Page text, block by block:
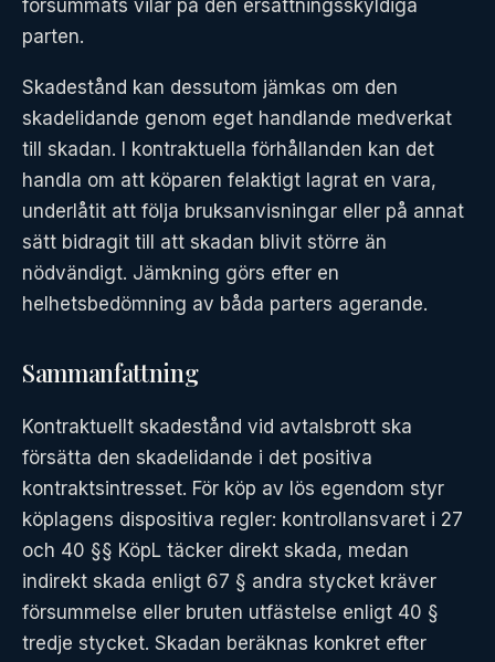
försummats vilar på den ersättningsskyldiga
parten.
Skadestånd kan dessutom jämkas om den
skadelidande genom eget handlande medverkat
till skadan. I kontraktuella förhållanden kan det
handla om att köparen felaktigt lagrat en vara,
underlåtit att följa bruksanvisningar eller på annat
sätt bidragit till att skadan blivit större än
nödvändigt. Jämkning görs efter en
helhetsbedömning av båda parters agerande.
Sammanfattning
Kontraktuellt skadestånd vid avtalsbrott ska
försätta den skadelidande i det positiva
kontraktsintresset. För köp av lös egendom styr
köplagens dispositiva regler: kontrollansvaret i 27
och 40 §§ KöpL täcker direkt skada, medan
indirekt skada enligt 67 § andra stycket kräver
försummelse eller bruten utfästelse enligt 40 §
tredje stycket. Skadan beräknas konkret efter